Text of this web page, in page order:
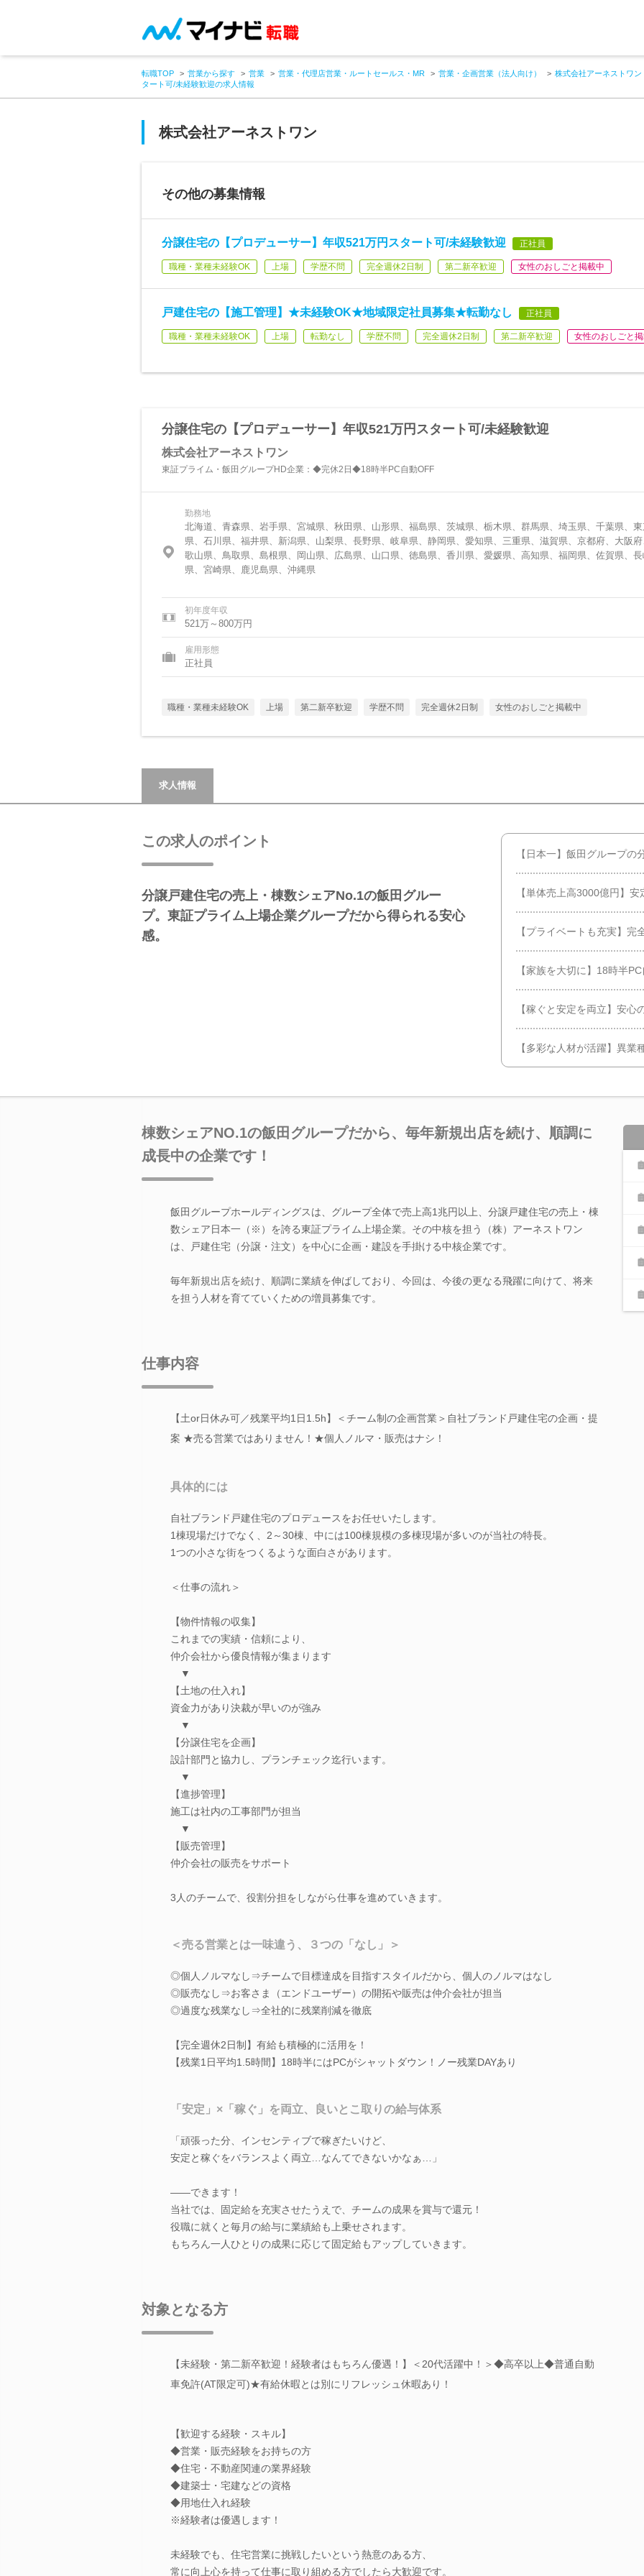
転職TOP 営業から探す 営業 営業・代理店営業・ルートセールス・MR 営業・企画営業（法人向け）
株式会社アーネストワン
タート可/未経験歓迎の求人情報
株式会社アーネストワン
その他の募集情報
分譲住宅の【プロデューサー】年収521万円スタート可/未経験歓迎 正社員
職種・業種未経験OK 上場 学歴不問 完全週休2日制 第二新卒歓迎 女性のおしごと掲載中
戸建住宅の【施工管理】★未経験OK★地域限定社員募集★転勤なし 正社員
職種・業種未経験OK 上場 転勤なし 学歴不問 完全週休2日制 第二新卒歓迎 女性のおしごと
分譲住宅の【プロデューサー】年収521万円スタート可/未経験歓迎
株式会社アーネストワン
東証プライム・飯田グループHD企業：◆完休2日◆18時半PC自動OFF
勤務地
北海道、青森県、岩手県、宮城県、秋田県、山形県、福島県、茨城県、栃木県、群馬県、埼玉県、千葉県、
県、石川県、福井県、新潟県、山梨県、長野県、岐阜県、静岡県、愛知県、三重県、滋賀県、京都府、大阪
歌山県、鳥取県、島根県、岡山県、広島県、山口県、徳島県、香川県、愛媛県、高知県、福岡県、佐賀県、
県、宮崎県、鹿児島県、沖縄県
初年度年収
521万～800万円
雇用形態
正社員
職種・業種未経験OK 上場 第二新卒歓迎 学歴不問 完全週休2日制 女性のおしごと掲載中
求人情報
この求人のポイント
分譲戸建住宅の売上・棟数シェアNo.1の飯田グルー
プ。東証プライム上場企業グループだから得られる安心
感。
【日本一】飯田グループの
【単体売上高3000億円】
【プライベートも充実】
【家族を大切に】18時半
【稼ぐと安定を両立】安
【多彩な人材が活躍】異業
棟数シェアNO.1の飯田グループだから、毎年新規出店を続け、順調に
成長中の企業です！
飯田グループホールディングスは、グループ全体で売上高1兆円以上、分譲戸建住宅の売上・棟
数シェア日本一（※）を誇る東証プライム上場企業。その中核を担う（株）アーネストワン
は、戸建住宅（分譲・注文）を中心に企画・建設を手掛ける中核企業です。
毎年新規出店を続け、順調に業績を伸ばしており、今回は、今後の更なる飛躍に向けて、将来
を担う人材を育てていくための増員募集です。
仕事内容
【土or日休み可／残業平均1日1.5h】＜チーム制の企画営業＞自社ブランド戸建住宅の企画・提
案 ★売る営業ではありません！★個人ノルマ・販売はナシ！
具体的には
自社ブランド戸建住宅のプロデュースをお任せいたします。
1棟現場だけでなく、2～30棟、中には100棟規模の多棟現場が多いのが当社の特長。
1つの小さな街をつくるような面白さがあります。
＜仕事の流れ＞
【物件情報の収集】
これまでの実績・信頼により、
仲介会社から優良情報が集まります
▼
【土地の仕入れ】
資金力があり決裁が早いのが強み
▼
【分譲住宅を企画】
設計部門と協力し、プランチェック迄行います。
▼
【進捗管理】
施工は社内の工事部門が担当
▼
【販売管理】
仲介会社の販売をサポート
3人のチームで、役割分担をしながら仕事を進めていきます。
＜売る営業とは一味違う、３つの「なし」＞
◎個人ノルマなし⇒チームで目標達成を目指すスタイルだから、個人のノルマはなし
◎販売なし⇒お客さま（エンドユーザー）の開拓や販売は仲介会社が担当
◎過度な残業なし⇒全社的に残業削減を徹底
【完全週休2日制】有給も積極的に活用を！
【残業1日平均1.5時間】18時半にはPCがシャットダウン！ノー残業DAYあり
「安定」×「稼ぐ」を両立、良いとこ取りの給与体系
「頑張った分、インセンティブで稼ぎたいけど、
安定と稼ぐをバランスよく両立…なんてできないかなぁ…」
――できます！
当社では、固定給を充実させたうえで、チームの成果を賞与で還元！
役職に就くと毎月の給与に業績給も上乗せされます。
もちろん一人ひとりの成果に応じて固定給もアップしていきます。
対象となる方
【未経験・第二新卒歓迎！経験者はもちろん優遇！】＜20代活躍中！＞◆高卒以上◆普通自動
車免許(AT限定可)★有給休暇とは別にリフレッシュ休暇あり！
【歓迎する経験・スキル】
◆営業・販売経験をお持ちの方
◆住宅・不動産関連の業界経験
◆建築士・宅建などの資格
◆用地仕入れ経験
※経験者は優遇します！
未経験でも、住宅営業に挑戦したいという熱意のある方、
常に向上心を持って仕事に取り組める方でしたら大歓迎です。